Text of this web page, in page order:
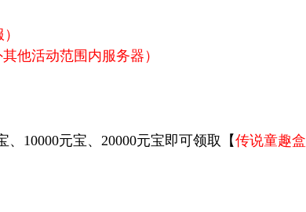
其他活动范围内服务器）
、10000元宝、20000元宝即可领取【传说童趣盒